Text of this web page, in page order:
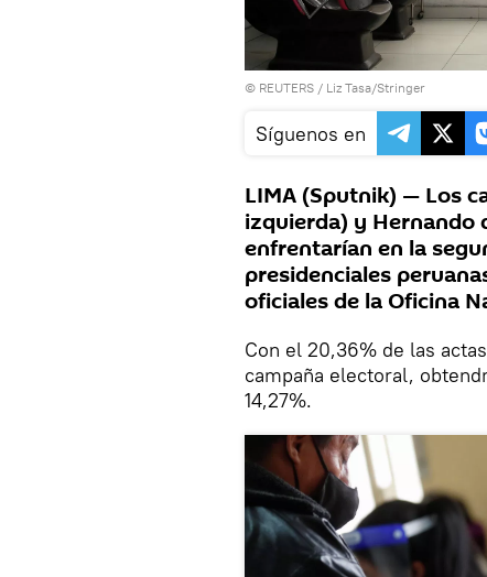
© REUTERS / Liz Tasa/Stringer
Síguenos en
LIMA (Sputnik) — Los
izquierda) y Hernando
enfrentarían en la
presidenciales
oficiales de la Oficina
Con el 20,36% de las
campaña electoral,
14,27%.